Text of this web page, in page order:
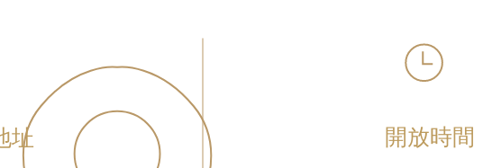
址 開放時間